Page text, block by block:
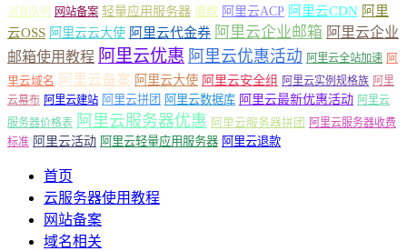
消息队列
网站备案 轻量应用服务器 退款 阿里云ACP 阿里云CDN 阿里
云OSS 阿里云云大使 阿里云代金券 阿里云企业邮箱 阿里云企业
邮箱使用教程 阿里云优惠 阿里云优惠活动 阿里云全站加速 阿
里云域名 阿里云备案 阿里云大使 阿里云安全组 阿里云实例规格族 阿里
云幕布 阿里云建站 阿里云拼团 阿里云数据库 阿里云最新优惠活动 阿里云
服务器价格表 阿里云服务器优惠 阿里云服务器拼团 阿里云服务器收费
标准 阿里云活动 阿里云轻量应用服务器 阿里云退款
首页
云服务器使用教程
网站备案
域名相关